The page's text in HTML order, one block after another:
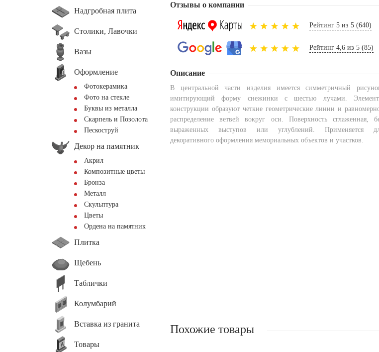
Надгробная плита
Столики, Лавочки
Вазы
Оформление
Фотокерамика
Фото на стекле
Буквы из металла
Скарпель и Позолота
Пескоструй
Декор на памятник
Акрил
Композитные цветы
Бронза
Металл
Скульптура
Цветы
Ордена на памятник
Плитка
Щебень
Таблички
Колумбарий
Вставка из гранита
Товары
Отзывы о компании
Рейтинг 5 из 5 (640)
Рейтинг 4,6 из 5 (85)
Описание
В центральной части изделия имеется симметричный
имитирующий форму снежинки с шестью лучами.
конструкции образуют четкие геометрические линии и
распределение ветвей вокруг оси. Поверхность сглаженная,
выраженных выступов или углублений. Применяется
декоративного оформления мемориальных объектов и участков.
Похожие товары